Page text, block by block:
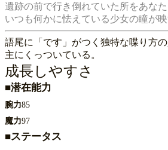
遺跡の前で行き倒れていた所をあな
語尾に「です」がつく独特な喋り方
主にくっついている。
成長しやすさ
■潜在能力
腕力85
魔力97
■ステータス